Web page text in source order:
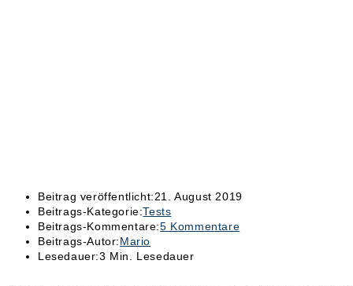
Beitrag veröffentlicht:21. August 2019
Beitrags-Kategorie:Tests
Beitrags-Kommentare:5 Kommentare
Beitrags-Autor:Mario
Lesedauer:3 Min. Lesedauer